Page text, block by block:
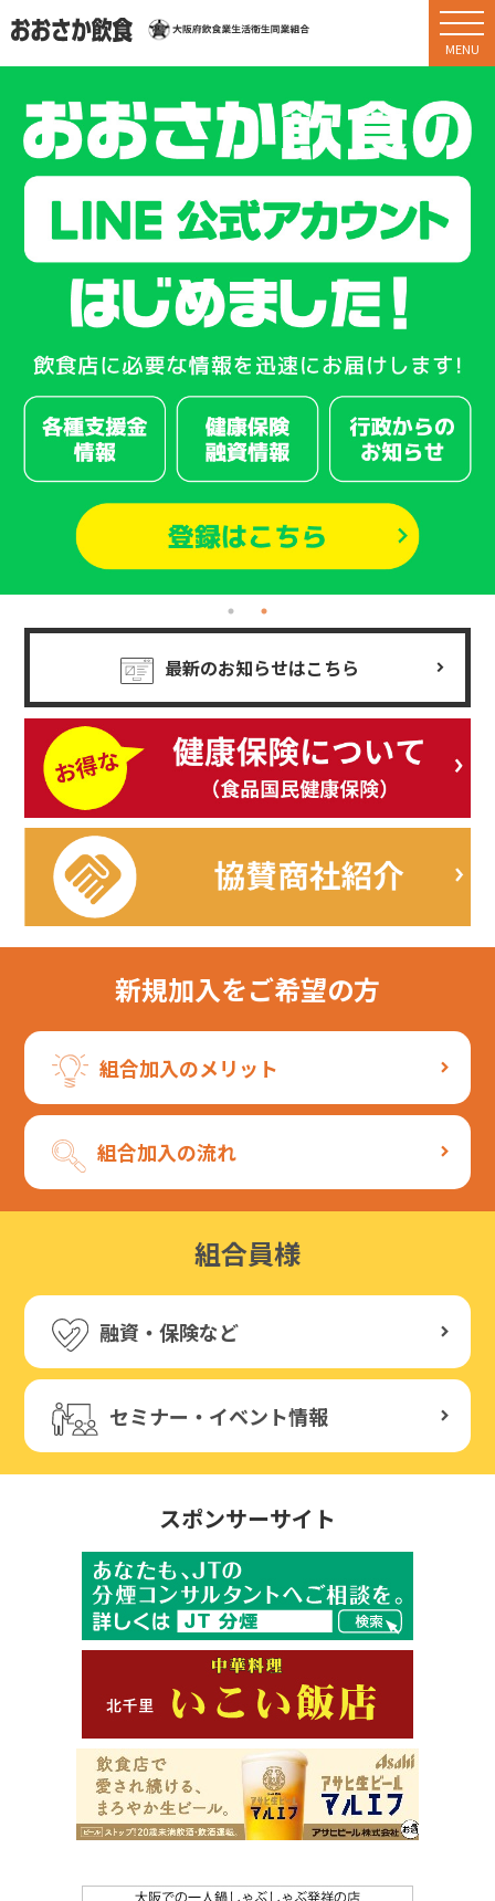
最新のお知らせはこちら
新規加入をご希望の方
組合加入のメリット
組合加入の流れ
組合員様
融資・保険など
セミナー・イベント情報
スポンサーサイト